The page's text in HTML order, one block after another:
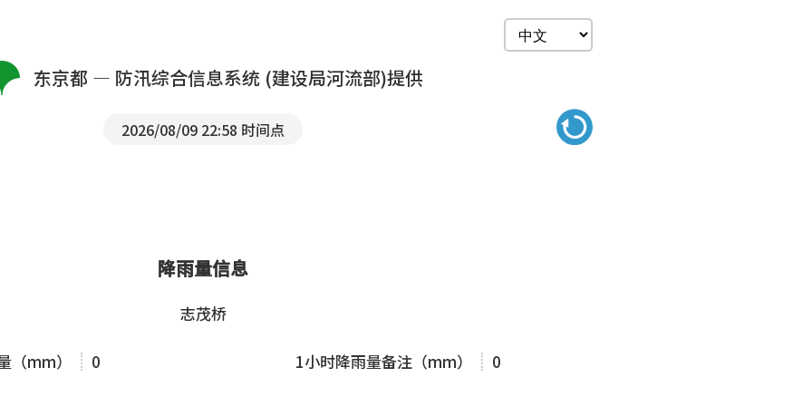
东京都 — 防汛综合信息系统 (建设局河流部)提供
2026/08/09 22:58 时间点
降雨量信息
志茂桥
（mm） 0 1小时降雨量备注（mm） 0